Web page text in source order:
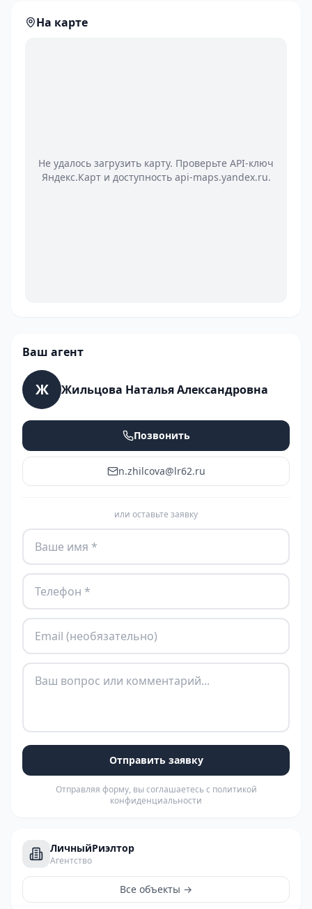
На карте
Не удалось загрузить карту. Проверьте API-ключ
Яндекс.Карт и доступность api-maps.yandex.ru.
Ваш агент
Ж Жильцова Наталья Александровна
Позвонить
n.zhilcova@lr62.ru
или оставьте заявку
Отправить заявку
Отправляя форму, вы соглашаетесь с политикой
конфиденциальности
ЛичныйРиэлтор
Агентство
Все объекты →